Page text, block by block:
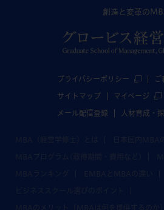
創造と変革の
プライバシーポリシー ご
サイトマップ マイページ
メール配信登録 人材育成・